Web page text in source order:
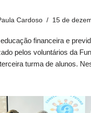
Cardoso 15 de
financeira e
pelos voluntários da
turma de alunos.